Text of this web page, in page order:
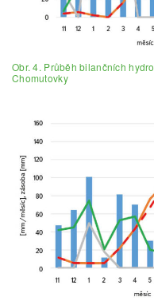
Obr. 4. Průběh bilančních
Chomutovky